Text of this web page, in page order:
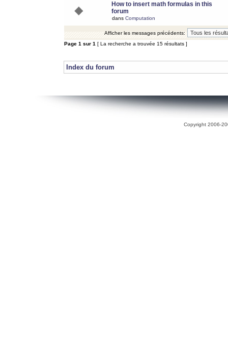
How to insert math formulas in this
forum
dans Computation
Afficher les messages précédents:
Page 1 sur 1 [ La recherche a trouvée 15 résultats ]
Index du forum
Copyright 2006-